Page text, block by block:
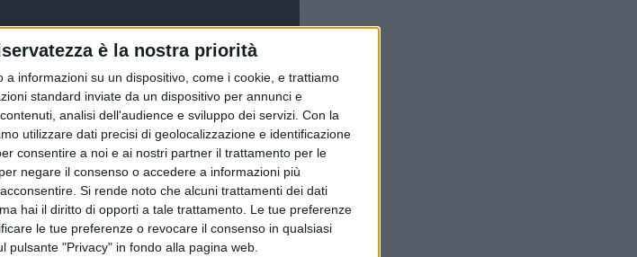
è la nostra priorità
a informazioni su un dispositivo, come i cookie, e trattiamo
standard inviate da un dispositivo per annunci e
analisi dell'audience e sviluppo dei servizi. Con la
utilizzare dati precisi di geolocalizzazione e identificazione
consentire a noi e ai nostri partner il trattamento per le
negare il consenso o accedere a informazioni più
Si rende noto che alcuni trattamenti dei dati
hai il diritto di opporti a tale trattamento. Le tue preferenze
le tue preferenze o revocare il consenso in qualsiasi
"Privacy" in fondo alla pagina web.